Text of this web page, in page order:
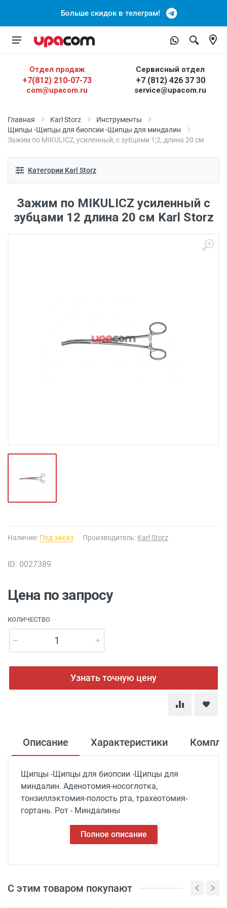
Больше скидок в телеграм!
Отдел продаж
+7(812) 210-07-73
com@upacom.ru
Сервисный отдел
+7 (812) 426 37 30
service@upacom.ru
Главная Karl Storz
Инструменты
Щипцы -Щипцы для биопсии -Щипцы для миндалин
Зажим по MIKULICZ, усиленный, с зубцами 1;2, длина 20 см
Категории Karl Storz
Зажим по MIKULICZ усиленный с
зубцами 12 длина 20 см Karl Storz
Наличие: Под заказ Производитель: Karl Storz
ID: 0027389
Цена по запросу
КОЛИЧЕСТВО
Узнать точную цену
Описание Характеристики
Щипцы -Щипцы для биопсии -Щипцы для
миндалин. Аденотомия-носоглотка,
тонзиллэктомия-полость рта, трахеотомия-
гортань. Рот - Миндалины
Полное описание
С этим товаром покупают